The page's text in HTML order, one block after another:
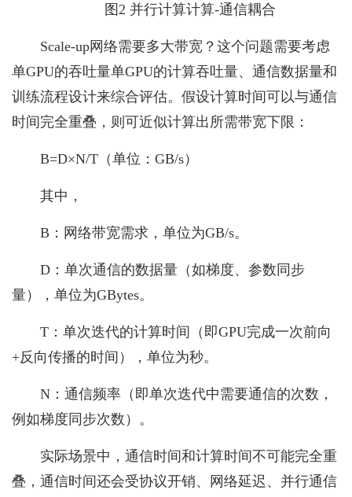
图2 并行计算计算-通信耦合
Scale-up网络需要多大带宽？这个问题需要考虑
单GPU的吞吐量单GPU的计算吞吐量、通信数据量和
训练流程设计来综合评估。假设计算时间可以与通信
时间完全重叠，则可近似计算出所需带宽下限：
B=D×N/T（单位：GB/s）
其中，
B：网络带宽需求，单位为GB/s。
D：单次通信的数据量（如梯度、参数同步
量），单位为GBytes。
T：单次迭代的计算时间（即GPU完成一次前向
+反向传播的时间），单位为秒。
N：通信频率（即单次迭代中需要通信的次数，
例如梯度同步次数）。
实际场景中，通信时间和计算时间不可能完全重
叠，通信时间还会受协议开销、网络延迟、并行通信